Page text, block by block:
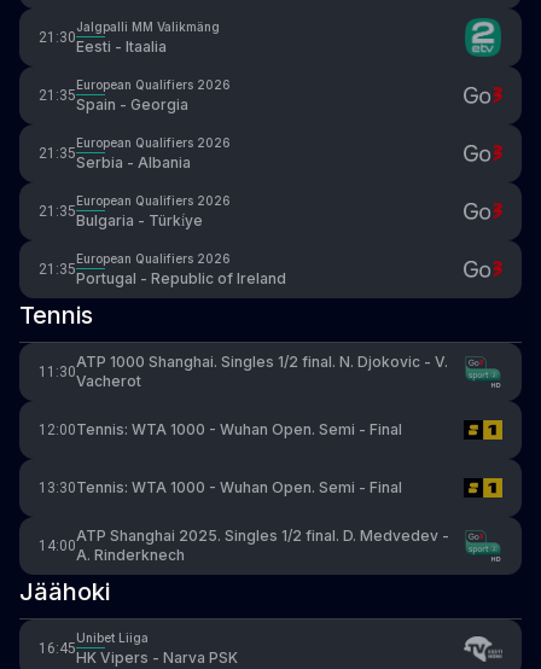
21:30
Jalgpalli MM Valikmäng
Eesti - Itaalia
21:35
European Qualifiers 2026
Spain - Georgia
21:35
European Qualifiers 2026
Serbia - Albania
21:35
European Qualifiers 2026
Bulgaria - Türki̇ye
21:35
European Qualifiers 2026
Portugal - Republic of Ireland
Tennis
11:30
ATP 1000 Shanghai. Singles 1/2 final. N. Djokovic - V.
Vacherot
12:00Tennis: WTA 1000 - Wuhan Open. Semi - Final
13:30Tennis: WTA 1000 - Wuhan Open. Semi - Final
14:00
ATP Shanghai 2025. Singles 1/2 final. D. Medvedev -
A. Rinderknech
Jäähoki
16:45
Unibet Liiga
HK Vipers - Narva PSK